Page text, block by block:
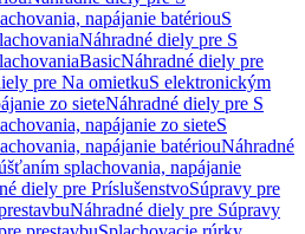
napájanie batériouS
Náhradné diely pre S
BasicNáhradné diely pre
pre Na omietkuS elektronickým
zo sieteNáhradné diely pre S
napájanie zo sieteS
napájanie batériouNáhradné
splachovania, napájanie
diely pre PríslušenstvoSúpravy pre
Náhradné diely pre Súpravy